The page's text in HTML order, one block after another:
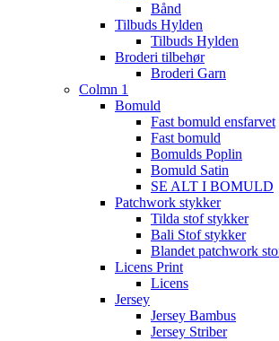
Bånd
Tilbuds Hylden
Tilbuds Hylden
Broderi tilbehør
Broderi Garn
Colmn 1
Bomuld
Fast bomuld ensfarvet
Fast bomuld
Bomulds Poplin
Bomuld Satin
SE ALT I BOMULD
Patchwork stykker
Tilda stof stykker
Bali Stof stykker
Blandet patchwork
Licens Print
Licens
Jersey
Jersey Bambus
Jersey Striber